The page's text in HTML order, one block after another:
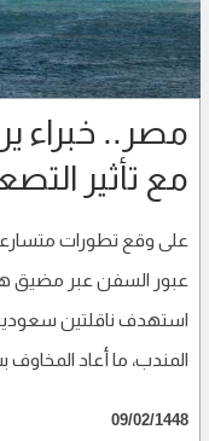
مصر.. خبراء
مع تأثير
على وقع تطورات متسارعة
عبور السفن عبر مضيق
استهدف ناقلتين
المندب، ما أعاد المخاوف
09/02/1448